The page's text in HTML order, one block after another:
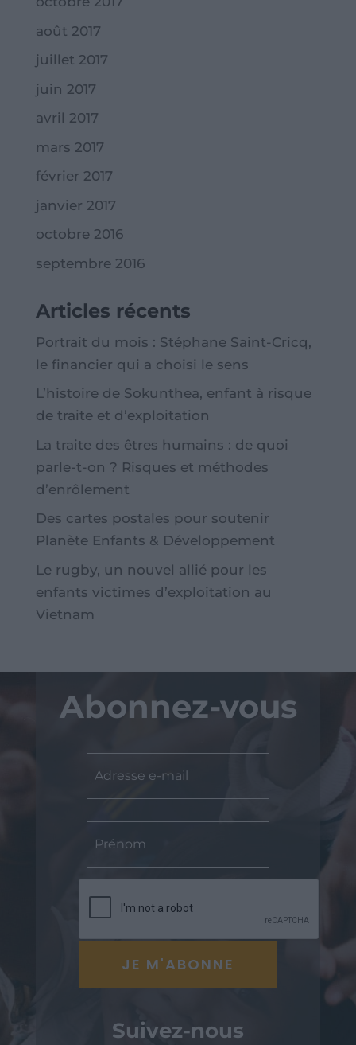
août 2017
juillet 2017
juin 2017
avril 2017
mars 2017
février 2017
janvier 2017
octobre 2016
septembre 2016
Articles récents
Portrait du mois : Stéphane Saint-Cricq,
le financier qui a choisi le sens
L’histoire de Sokunthea, enfant à risque
de traite et d’exploitation
La traite des êtres humains : de quoi
parle-t-on ? Risques et méthodes
d’enrôlement
Des cartes postales pour soutenir
Planète Enfants & Développement
Le rugby, un nouvel allié pour les
enfants victimes d’exploitation au
Vietnam
Abonnez-vous
Suivez-nous